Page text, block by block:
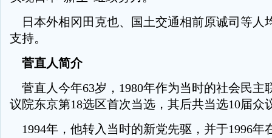
日本外相冈田克也、国土交通相前原诚司等人
支持。
菅直人简介
菅直人今年63岁，1980年作为当时的社会民主
议院东京第18选区首次当选，其后共当选10届众
1994年，他转入当时的新党先驱，并于1996年